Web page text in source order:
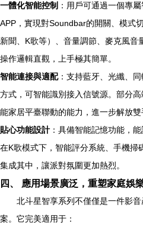
一體化智能控制 ：用戶可通過一個專
APP，實現對Soundbar的開關、模式
新聞、K歌等）、音量調節、麥克風音
操作邏輯直觀，上手極其簡單。
智能連接與適配：支持藍牙、光纖、
方式，可智能識別接入信號源。部分
能家居平臺聯動的能力，進一步解放雙
貼心功能設計：具備智能記憶功能，能
在K歌模式下，智能評分系統、手機掃
集成其中，讓派對氛圍更加熱烈。
四、 應用場景廣泛，重塑家庭娛
北斗星智享系列不僅僅是一件影
案。它完美適用于：